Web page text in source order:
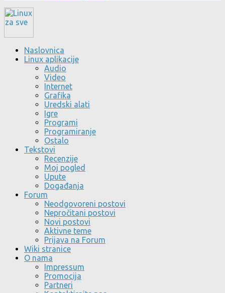
Naslovnica
Linux aplikacije
Audio
Video
Internet
Grafika
Uredski alati
Igre
Programi
Programiranje
Ostalo
Tekstovi
Recenzije
Moj pogled
Upute
Događanja
Forum
Neodgovoreni postovi
Nepročitani postovi
Novi postovi
Aktivne teme
Prijava na Forum
Wiki stranice
O nama
Impressum
Promocija
Partneri